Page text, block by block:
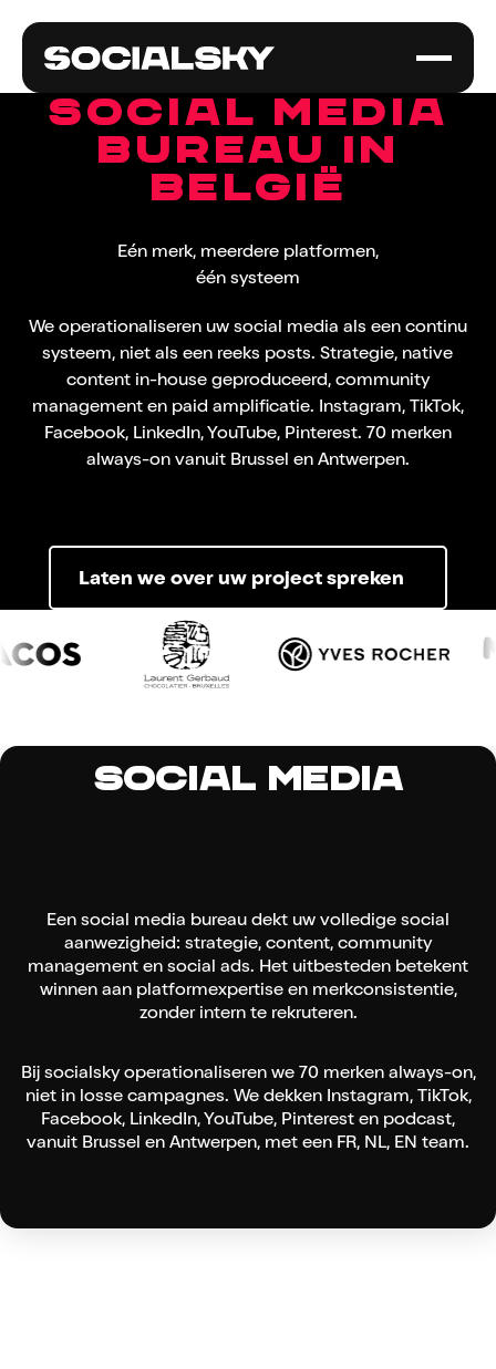
SOCIAL MEDIA
BUREAU IN
BELGIË
Eén merk, meerdere platformen,
één systeem
We operationaliseren uw social media als een continu
systeem, niet als een reeks posts. Strategie, native
content in-house geproduceerd, community
management en paid amplificatie. Instagram, TikTok,
Facebook, LinkedIn, YouTube, Pinterest. 70 merken
always-on vanuit Brussel en Antwerpen.
Laten we over uw project spreken
Social media
Een social media bureau dekt uw volledige social
aanwezigheid: strategie, content, community
management en social ads. Het uitbesteden betekent
winnen aan platformexpertise en merkconsistentie,
zonder intern te rekruteren.
Bij socialsky operationaliseren we 70 merken always-on,
niet in losse campagnes. We dekken Instagram, TikTok,
Facebook, LinkedIn, YouTube, Pinterest en podcast,
vanuit Brussel en Antwerpen, met een FR, NL, EN team.